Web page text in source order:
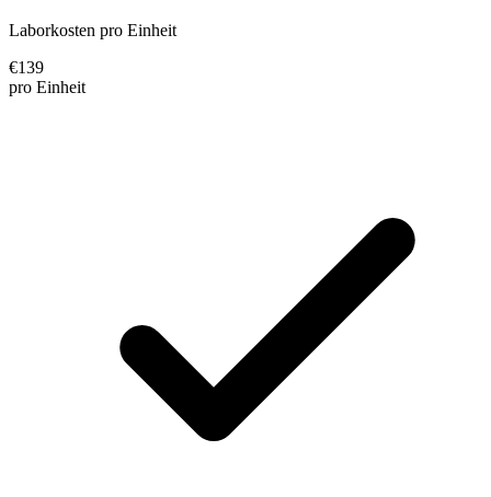
Laborkosten pro Einheit
€139
pro Einheit